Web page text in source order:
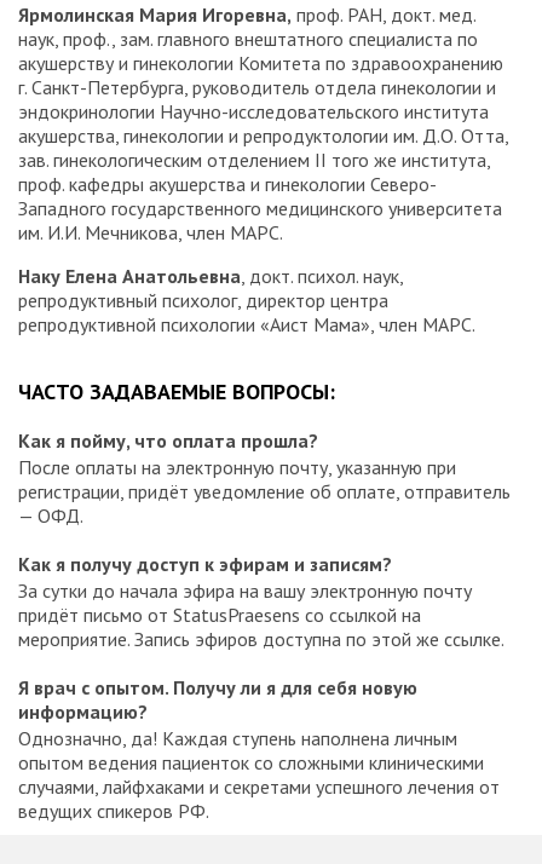
Ярмолинская Мария Игоревна, проф. РАН, докт. мед.
наук, проф., зам. главного внештатного специалиста по
акушерству и гинекологии Комитета по здравоохранению
г. Санкт-Петербурга, руководитель отдела гинекологии и
эндокринологии Научно-исследовательского института
акушерства, гинекологии и репродуктологии им. Д.О. Отта,
зав. гинекологическим отделением II того же института,
проф. кафедры акушерства и гинекологии Северо-
Западного государственного медицинского университета
им. И.И. Мечникова, член МАРС.
Наку Елена Анатольевна , докт. психол. наук,
репродуктивный психолог, директор центра
репродуктивной психологии «Аист Мама», член МАРС.
ЧАСТО ЗАДАВАЕМЫЕ ВОПРОСЫ:
Как я пойму, что оплата прошла?
После оплаты на электронную почту, указанную при
регистрации, придёт уведомление об оплате, отправитель
— ОФД.
Как я получу доступ к эфирам и записям?
За сутки до начала эфира на вашу электронную почту
придёт письмо от StatusPraesens со ссылкой на
мероприятие. Запись эфиров доступна по этой же ссылке.
Я врач с опытом. Получу ли я для себя новую
информацию?
Однозначно, да! Каждая ступень наполнена личным
опытом ведения пациенток со сложными клиническими
случаями, лайфхаками и секретами успешного лечения от
ведущих спикеров РФ.